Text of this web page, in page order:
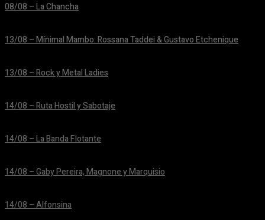
08/08 – La Chancha
13/08 – Mínimal Mambo: Rossana Taddei & Gustavo Etchenique
13/08 – Rock y Metal Ladies
14/08 – Ruta Hostil y Sabotaje
14/08 – La Banda Flotante
14/08 – Gaby Pereira, Magnone y Marquisio
14/08 – Alfonsina